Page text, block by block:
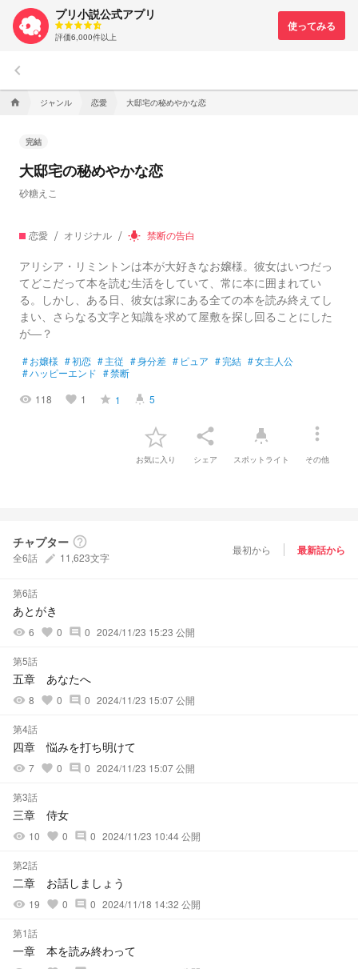
プリ小説公式アプリ
評価6,000件以上
keyboard_arrow_left
home ジャンル 恋愛 大邸宅の秘めやかな恋
完結
大邸宅の秘めやかな恋
砂糖えこ
恋愛 オリジナル wb_incandescent 禁断の告白
アリシア・リミントンは本が大好きなお嬢様。彼女はいつだっ
てどこだって本を読む生活をしていて、常に本に囲まれてい
る。しかし、ある日、彼女は家にある全ての本を読み終えてし
まい、さらなる文字と知識を求めて屋敷を探し回ることにした
が―？
#お嬢様 #初恋 #主従 #身分差 # ピュア #完結 #女主人公
#ハッピーエンド #禁断
visibility 118 favorite 1 grade 1 highlight 5
お気に入り
share
シェア
highlight
スポットライト
more_vert
その他
チャプター help_outline
全6話 create 11,623文字
最初から 最新話から
第6話
あとがき
visibility 6 favorite 0 comment 0 2024/11/23 15:23 公開
第5話
五章 あなたへ
visibility 8 favorite 0 comment 0 2024/11/23 15:07 公開
第4話
四章 悩みを打ち明けて
visibility 7 favorite 0 comment 0 2024/11/23 15:07 公開
第3話
三章 侍女
visibility 10 favorite 0 comment 0 2024/11/23 10:44 公開
第2話
二章 お話しましょう
visibility 19 favorite 0 comment 0 2024/11/18 14:32 公開
第1話
一章 本を読み終わって